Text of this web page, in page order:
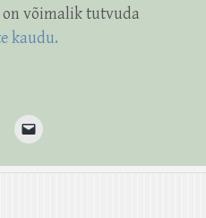
võimalik tutvuda
kaudu.